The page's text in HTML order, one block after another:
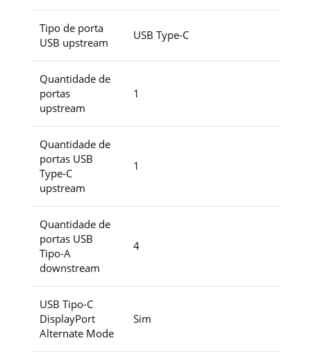
Tipo de porta
USB upstream
USB Type-C
Quantidade de
portas
upstream
1
Quantidade de
portas USB
Type-C
upstream
1
Quantidade de
portas USB
Tipo-A
downstream
4
USB Tipo-C
DisplayPort
Alternate Mode
Sim